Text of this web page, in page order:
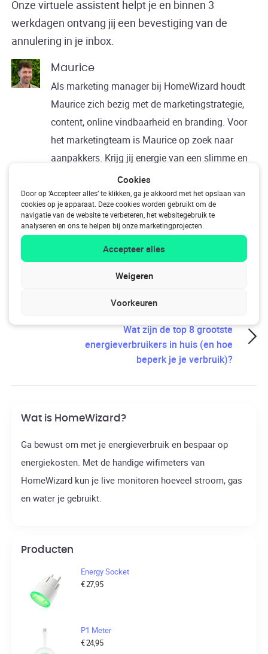
Cookies
Door op ‘Accepteer alles’ te klikken, ga je akkoord met het opslaan van
cookies op je apparaat. Deze cookies worden gebruikt om de
navigatie van de website te verbeteren, het websitegebruik te
analyseren en ons te helpen bij onze marketingprojecten.
Accepteer alles
Weigeren
Voorkeuren
Onze virtuele assistent helpt je en binnen 3
werkdagen ontvang jij een bevestiging van de
annulering in je inbox.
Maurice
Als marketing manager bij HomeWizard houdt
Maurice zich bezig met de marketingstrategie,
content, online vindbaarheid en branding. Voor
het marketingteam is Maurice op zoek naar
aanpakkers. Krijg jij energie van een slimme en
duurzame toekomst? Bekijk snel de vacatures!
Wat zijn de voor- en nadelen van een
dynamisch energiecontract?
Wat zijn de top 8 grootste
energieverbruikers in huis (en hoe
beperk je je verbruik)?
Wat is HomeWizard?
Ga bewust om met je energieverbruik en bespaar op
energiekosten. Met de handige wifimeters van
HomeWizard kun je live monitoren hoeveel stroom, gas
en water je gebruikt.
Producten
Energy Socket
€27,95
P1 Meter
€24,95